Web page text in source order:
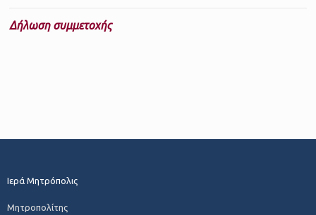
Δήλωση συμμετοχής
Ιερά Μητρόπολις
Μητροπολίτης